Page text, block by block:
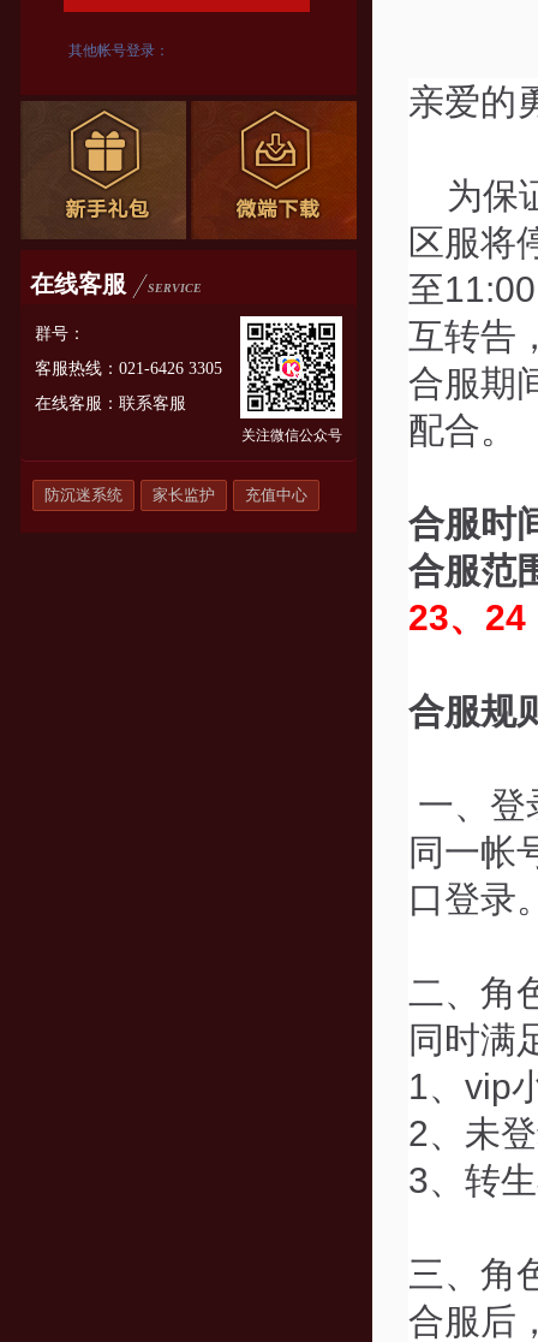
其他帐号登录：
在线客服 SERVICE
群号：
客服热线：021-6426 3305
在线客服： 联系客服
关注微信公众号
防沉迷系统 家长监护 充值中心
亲爱的
为保
区服将
至
互转告
合服期
配合。
合服时
合服范
23、24
合服规
一、
同一帐
口登
二、角
同时满
1、vip
2、未
3、转
三、角
合服后